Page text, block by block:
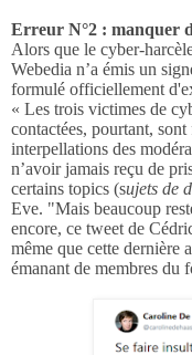
Erreur N°2 : manquer
Alors que le cyber-
Webedia n’a émis un
formulé officiellement
« Les trois victimes de
contactées, pourtant,
interpellations des
n’avoir jamais reçu de
certains topics (sujets de
Eve. "Mais beaucoup
encore, ce tweet de
même que cette dernière
émanant de membres du